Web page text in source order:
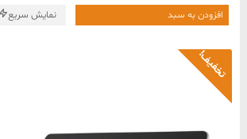
بود.
259,500,000 ﷼
است.
افزودن به سبد نمایش سریع
تخفیف!